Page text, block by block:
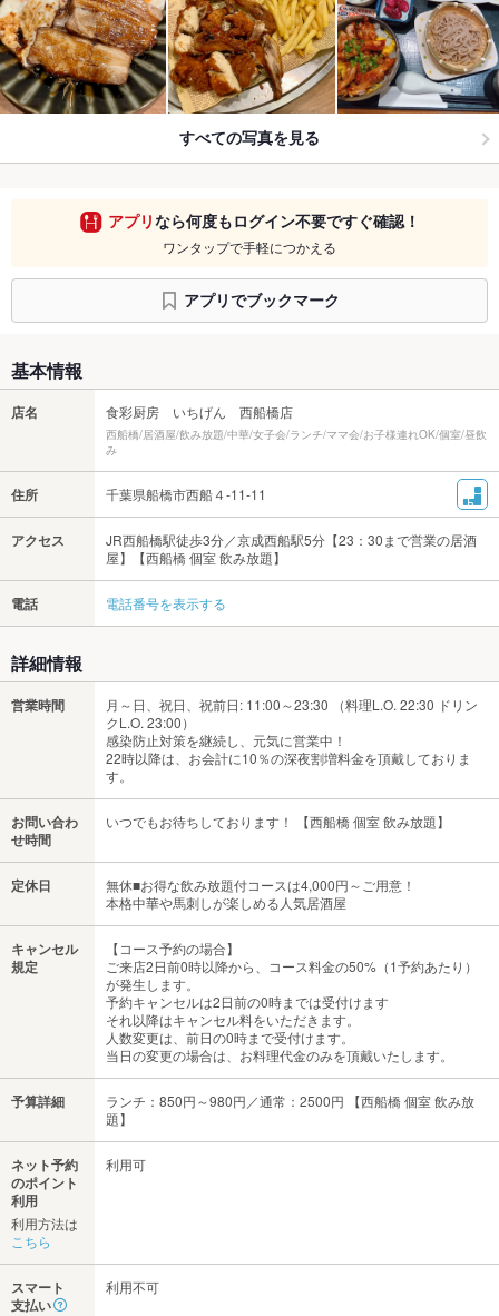
すべての写真を見る
アプリなら何度もログイン不要ですぐ確認！
ワンタップで手軽につかえる
アプリでブックマーク
基本情報
店名 食彩厨房 いちげん 西船橋店
西船橋/居酒屋/飲み放題/中華/女子会/ランチ/ママ会/お子様連れOK/個室/昼飲
み
住所 千葉県船橋市西船４-11-11
アクセス
JR西船橋駅徒歩3分／京成西船駅5分【23：30まで営業の居酒
屋】【西船橋 個室 飲み放題】
電話 電話番号を表示する
詳細情報
営業時間
月～日、祝日、祝前日: 11:00～23:30 （料理L.O. 22:30 ドリン
クL.O. 23:00）
感染防止対策を継続し、元気に営業中！
22時以降は、お会計に10％の深夜割増料金を頂戴しておりま
す。
お問い合わ
せ時間
いつでもお待ちしております！ 【西船橋 個室 飲み放題】
定休日
無休■お得な飲み放題付コースは4,000円～ご用意！
本格中華や馬刺しが楽しめる人気居酒屋
キャンセル
規定
【コース予約の場合】
ご来店2日前0時以降から、コース料金の50%（1予約あたり）
が発生します。
予約キャンセルは2日前の0時までは受付けます
それ以降はキャンセル料をいただきます。
人数変更は、前日の0時まで受付けます。
当日の変更の場合は、お料理代金のみを頂戴いたします。
予算詳細
ランチ：850円～980円／通常：2500円 【西船橋 個室 飲み放
題】
ネット予約
のポイント
利用
利用方法は
こちら
利用可
スマート
支払い
利用不可